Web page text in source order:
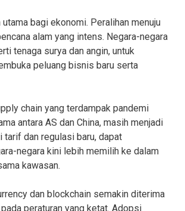
bagi ekonomi. Peralihan menuju
alam yang intens. Negara-negara
tenaga surya dan angin, untuk
peluang bisnis baru serta
chain yang terdampak pandemi
antara AS dan China, masih menjadi
tarif dan regulasi baru, dapat
negara kini lebih memilih ke dalam
kawasan.
dan blockchain semakin diterima
peraturan yang ketat. Adopsi